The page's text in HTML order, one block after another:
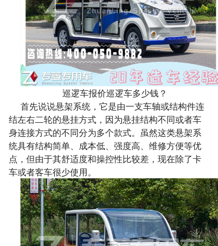
巡逻车报价巡逻车多少钱？
首先说说悬架系统，它是由一支车轴或结构件连
结左右二轮的悬挂方式，因为悬挂结构不同或者车
身连接方式的不同分为多个款式。虽然这类悬架系
统具有结构简单、成本低、强度高、维修方便等优
点，但由于其舒适度和操控性比较差，现在除了卡
车或者客车很少使用。